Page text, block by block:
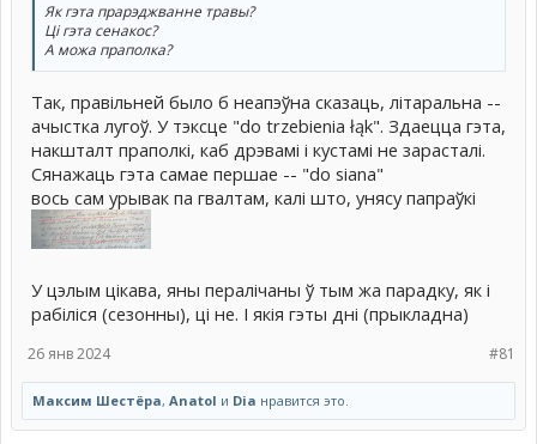
Як гэта прарэджванне травы?
Ці гэта сенакос?
А можа праполка?
Так, правільней было б неапэўна сказаць, літаральна --
ачыстка лугоў. У тэксце "do trzebienia łąk". Здаецца гэта,
накшталт праполкі, каб дрэвамі і кустамі не зарасталі.
Сянажаць гэта самае першае -- "do siana"
вось сам урывак па гвалтам, калі што, унясу папраўкі
У цэлым цікава, яны пералічаны ў тым жа парадку, як і
рабіліся (сезонны), ці не. І якія гэты дні (прыкладна)
#81
26 янв 2024
Максим Шестёра, Anatol и Dia нравится это.